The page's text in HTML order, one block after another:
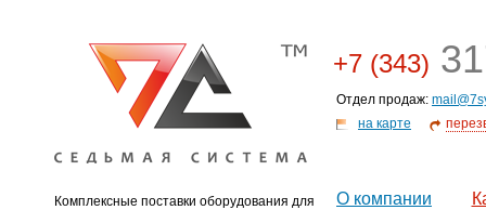
Комплексные поставки оборудования для
+7 (343)
Отдел продаж:
на карте
О компании